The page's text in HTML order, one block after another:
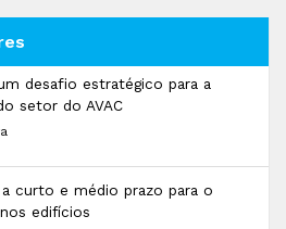
desafio estratégico para a
setor do AVAC
a curto e médio prazo para o
edifícios